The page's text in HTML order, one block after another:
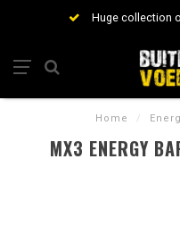
Huge collection
Home /
MX3 ENERGY